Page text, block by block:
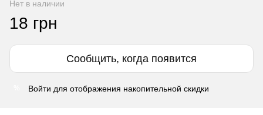
Нет в наличии
18 грн
Сообщить, когда появится
Войти для отображения накопительной скидки